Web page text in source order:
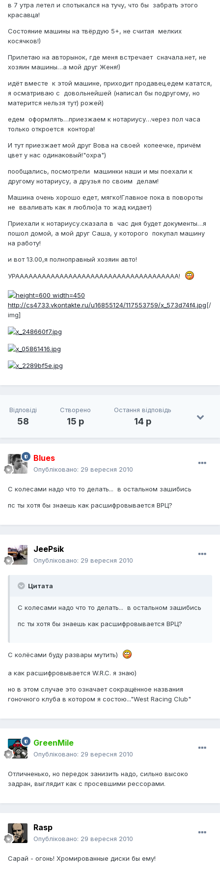
в 7 утра летел и спотыкался на тучу, что бы забрать этого
красавца!
Состояние машины на твёрдую 5+, не считая мелких
косячков!)
Прилетаю на авторынок, где меня встречает сначала.нет, не
хозяин машины…а мой друг Женя!)
идёт вместе к этой машине, приходит продавец.едем кататся,
я осматриваю с довольнейшей (написал бы подругому, но
матерится нельзя тут) рожей)
едем оформлять…приезжаем к нотариусу…через пол часа
только откроется контора!
И тут приезжает мой друг Вова на своей копеечке, причём
цвет у нас одинаковый!"охра")
пообщались, посмотрели машинки наши и мы поехали к
другому нотариусу, а друзья по своим делам!
Машина очень хорошо едет, мягко!Главное пока в повороты
не вваливать как я люблю)а то жад кидает)
Приехали к нотариусу.сказала в час дня будет документы…я
пошол домой, а мой друг Саша, у которого покупал машину
на работу!
и вот 13.00,я полноправный хозяин авто!
УРААААААААААААААААААААААААААААААААААААА!
http://cs4733.vkontakte.ru/u16855124/117553759/x_573d74f4.jpg[/
img]
Відповіді
58
Створено
15 р
Остання відповідь
14 р
Blues
Опубліковано: 29 вересня 2010
С колесами надо что то делать... в остальном зашибись
пс ты хотя бы знаешь как расшифровывается ВРЦ?
JeePsik
Опубліковано: 29 вересня 2010
Цитата
С колесами надо что то делать... в остальном зашибись
пс ты хотя бы знаешь как расшифровывается ВРЦ?
С колёсами буду развары мутить)
а как расшифровывается W.R.C. я знаю)
но в этом случае это означает сокращённое названия
гоночного клуба в котором я состою..."West Racing Club"
GreenMile
Опубліковано: 29 вересня 2010
Отличненько, но передок занизить надо, сильно высоко
задран, выглядит как с просевшими рессорами.
Rasp
Опубліковано: 29 вересня 2010
Сарай - огонь! Хромированные диски бы ему!